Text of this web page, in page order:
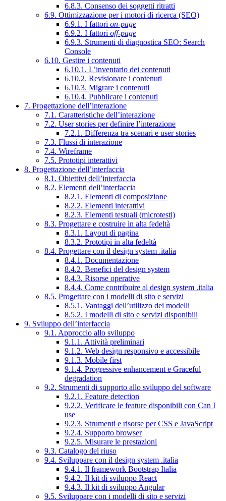
6.8.3. Consenso dei soggetti ritratti
6.9. Ottimizzazione per i motori di ricerca (SEO)
6.9.1. I fattori on-page
6.9.2. I fattori off-page
6.9.3. Strumenti di diagnostica SEO: Search
Console
6.10. Gestire i contenuti
6.10.1. L’inventario dei contenuti
6.10.2. Revisionare i contenuti
6.10.3. Migrare i contenuti
6.10.4. Pubblicare i contenuti
7. Progettazione dell’interazione
7.1. Caratteristiche dell’interazione
7.2. User stories per definire l’interazione
7.2.1. Differenza tra scenari e user stories
7.3. Flussi di interazione
7.4. Wireframe
7.5. Prototipi interattivi
8. Progettazione dell’interfaccia
8.1. Obiettivi dell’interfaccia
8.2. Elementi dell’interfaccia
8.2.1. Elementi di composizione
8.2.2. Elementi interattivi
8.2.3. Elementi testuali (microtesti)
8.3. Progettare e costruire in alta fedeltà
8.3.1. Layout di pagina
8.3.2. Prototipi in alta fedeltà
8.4. Progettare con il design system .italia
8.4.1. Documentazione
8.4.2. Benefici del design system
8.4.3. Risorse operative
8.4.4. Come contribuire al design system .italia
8.5. Progettare con i modelli di sito e servizi
8.5.1. Vantaggi dell’utilizzo dei modelli
8.5.2. I modelli di sito e servizi disponibili
9. Sviluppo dell’interfaccia
9.1. Approccio allo sviluppo
9.1.1. Attività preliminari
9.1.2. Web design responsivo e accessibile
9.1.3. Mobile first
9.1.4. Progressive enhancement e Graceful
degradation
9.2. Strumenti di supporto allo sviluppo del software
9.2.1. Feature detection
9.2.2. Verificare le feature disponibili con Can I
use
9.2.3. Strumenti e risorse per CSS e JavaScript
9.2.4. Supporto browser
9.2.5. Misurare le prestazioni
9.3. Catalogo del riuso
9.4. Sviluppare con il design system .italia
9.4.1. Il framework Bootstrap Italia
9.4.2. Il kit di sviluppo React
9.4.3. Il kit di sviluppo Angular
9.5. Sviluppare con i modelli di sito e servizi